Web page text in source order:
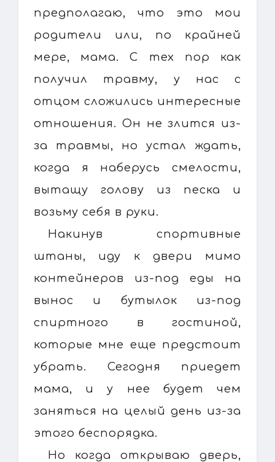
предполагаю, что это мои
родители или, по крайней
мере, мама. С тех пор как
получил травму, у нас с
отцом сложились интересные
отношения. Он не злится из-
за травмы, но устал ждать,
когда я наберусь смелости,
вытащу голову из песка и
возьму себя в руки.
Накинув спортивные
штаны, иду к двери мимо
контейнеров из-под еды на
вынос и бутылок из-под
спиртного в гостиной,
которые мне еще предстоит
убрать. Сегодня приедет
мама, и у нее будет чем
заняться на целый день из-за
этого беспорядка.
Но когда открываю дверь,